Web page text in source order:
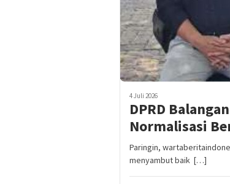
4 Juli 2026
DPRD
Normalisasi
Paringin,
menyambut baik […]